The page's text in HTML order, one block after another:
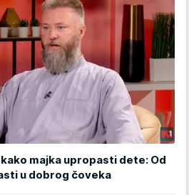
majka upropasti dete: Od
u dobrog čoveka